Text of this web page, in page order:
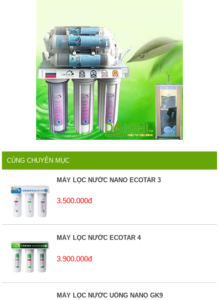
CÙNG CHUYÊN MỤC
MÁY LỌC NƯỚC NANO ECOTAR 3
3.500.000đ
MÁY LỌC NƯỚC ECOTAR 4
3.900.000đ
MÁY LỌC NƯỚC UỐNG NANO GK9